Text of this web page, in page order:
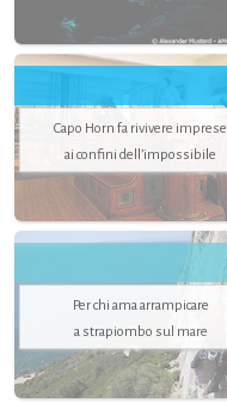
Capo Horn fa rivivere imprese
ai confini dell’impossibile
Per chi ama arrampicare
a strapiombo sul mare